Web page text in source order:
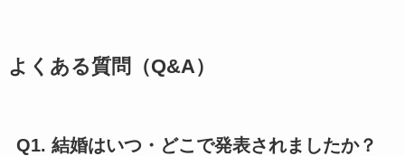
よくある質問（Q&A）
Q1. 結婚はいつ・どこで発表されましたか？